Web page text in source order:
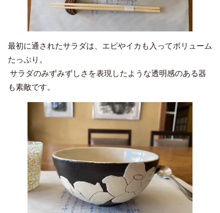
最初に通されたサラダは、エビやイカも入ってボリューム
たっぷり。
サラダのみずみずしさを表現したような透明感のある器
も素敵です。